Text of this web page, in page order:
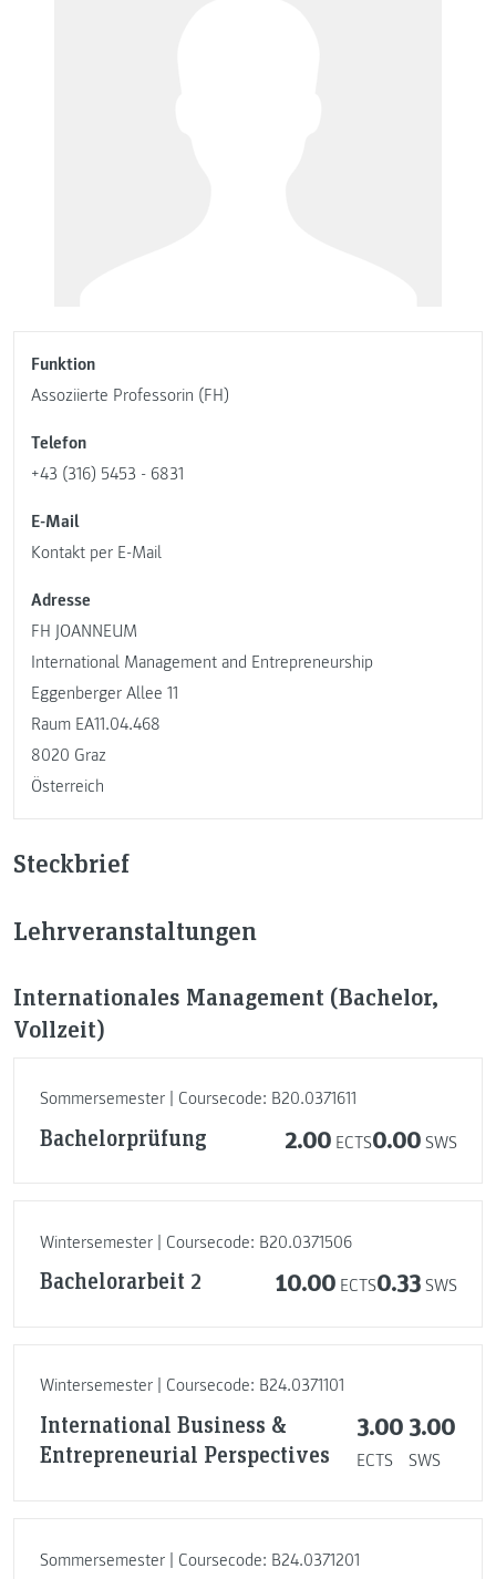
Funktion
Assoziierte Professorin (FH)
Telefon
+43 (316) 5453 - 6831
E-Mail
Kontakt per E-Mail
Adresse
FH JOANNEUM
International Management and Entrepreneurship
Eggenberger Allee 11
Raum EA11.04.468
8020 Graz
Österreich
Steckbrief
Lehrveranstaltungen
Internationales Management (Bachelor,
Vollzeit)
Sommersemester | Coursecode: B20.0371611
Bachelorprüfung 2.00 ECTS0.00 SWS
Wintersemester | Coursecode: B20.0371506
Bachelorarbeit 2 10.00 ECTS0.33 SWS
Wintersemester | Coursecode: B24.0371101
International Business &
Entrepreneurial Perspectives
3.00
ECTS
3.00
SWS
Sommersemester | Coursecode: B24.0371201